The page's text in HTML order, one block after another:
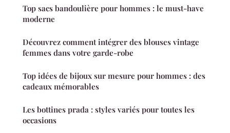
Top sacs bandoulière pour hommes : le must-have
moderne
Découvrez comment intégrer des blouses vintage
femmes dans votre garde-robe
Top idées de bijoux sur mesure pour hommes : des
cadeaux mémorables
Les bottines prada : styles variés pour toutes les
occasions